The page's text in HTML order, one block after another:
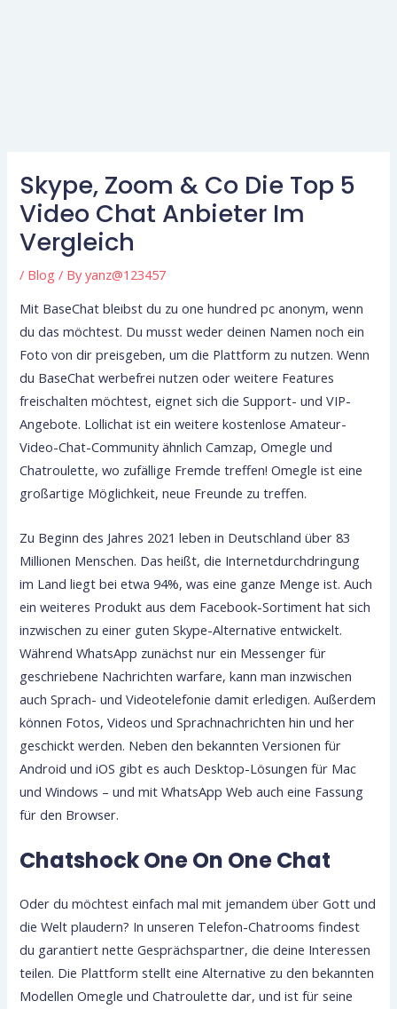
Skype, Zoom & Co Die Top 5
Video Chat Anbieter Im
Vergleich
/ Blog / Byyanz@123457
Mit BaseChat bleibst du zu one hundred pc anonym, wenn
du das möchtest. Du musst weder deinen Namen noch ein
Foto von dir preisgeben, um die Plattform zu nutzen. Wenn
du BaseChat werbefrei nutzen oder weitere Features
freischalten möchtest, eignet sich die Support- und VIP-
Angebote. Lollichat ist ein weitere kostenlose Amateur-
Video-Chat-Community ähnlich Camzap, Omegle und
Chatroulette, wo zufällige Fremde treffen! Omegle ist eine
großartige Möglichkeit, neue Freunde zu treffen.
Zu Beginn des Jahres 2021 leben in Deutschland über 83
Millionen Menschen. Das heißt, die Internetdurchdringung
im Land liegt bei etwa 94%, was eine ganze Menge ist. Auch
ein weiteres Produkt aus dem Facebook-Sortiment hat sich
inzwischen zu einer guten Skype-Alternative entwickelt.
Während WhatsApp zunächst nur ein Messenger für
geschriebene Nachrichten warfare, kann man inzwischen
auch Sprach- und Videotelefonie damit erledigen. Außerdem
können Fotos, Videos und Sprachnachrichten hin und her
geschickt werden. Neben den bekannten Versionen für
Android und iOS gibt es auch Desktop-Lösungen für Mac
und Windows – und mit WhatsApp Web auch eine Fassung
für den Browser.
Chatshock One On One Chat
Oder du möchtest einfach mal mit jemandem über Gott und
die Welt plaudern? In unseren Telefon-Chatrooms findest
du garantiert nette Gesprächspartner, die deine Interessen
teilen. Die Plattform stellt eine Alternative zu den bekannten
Modellen Omegle und Chatroulette dar, und ist für seine